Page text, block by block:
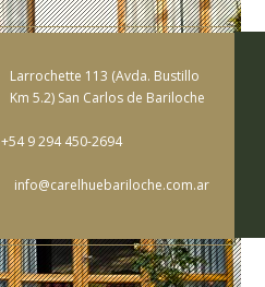
Larrochette 113 (Avda. Bustillo
Km 5.2) San Carlos de Bariloche
+54 9 294 450-2694
info@carelhuebariloche.com.ar